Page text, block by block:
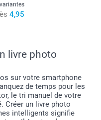
ou XL
4,95
livre photo
sur votre smartphone
de temps pour les
le tri manuel de votre
Créer un livre photo
intelligents signifie